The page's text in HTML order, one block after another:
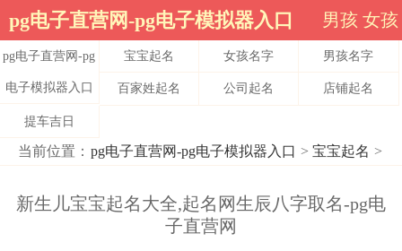
pg电子直营网-pg电子模拟器入口 男孩 女孩
pg电子直营网-pg
电子模拟器入口
宝宝起名 女孩名字 男孩名字
百家姓起名 公司起名 店铺起名
提车吉日
当前位置： pg电子直营网-pg电子模拟器入口 > 宝宝起名 >
新生儿宝宝起名大全,起名网生辰八字取名-pg电
子直营网